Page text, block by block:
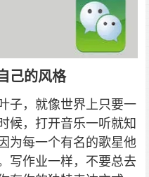
己的风格
子，就像世界上只要一
候，打开音乐一听就知
为每一个有名的歌星他
写作业一样，不要总去